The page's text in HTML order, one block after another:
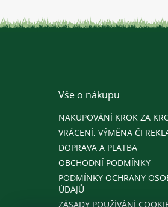
Vše o nákupu
NAKUPOVÁNÍ KROK ZA
VRÁCENÍ, VÝMĚNA ČI
DOPRAVA A PLATBA
OBCHODNÍ PODMÍNKY
PODMÍNKY OCHRANY
ÚDAJŮ
ZÁSADY POUŽÍVÁNÍ